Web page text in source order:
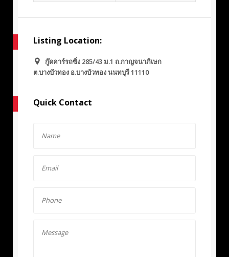
Listing Location:
กู๊ดคาร์รถซิ่ง 285/43 ม.1 ถ.กาญจนาภิเษก
ต.บางบัวทอง อ.บางบัวทอง นนทบุรี 11110
Quick Contact